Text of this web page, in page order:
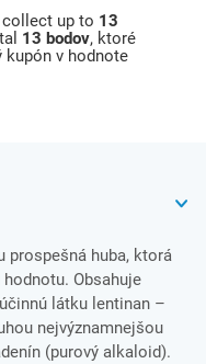
collect up to 13
13 bodov, ktoré
kupón v hodnote
prospešná huba, ktorá
Obsahuje
látku lentinan –
nejvýznamnejšou
(purový alkaloid).